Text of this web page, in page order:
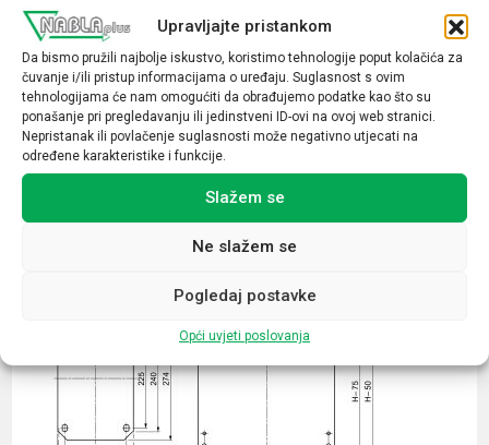
Upravljajte pristankom
Da bismo pružili najbolje iskustvo, koristimo tehnologije poput kolačića za
čuvanje i/ili pristup informacijama o uređaju. Suglasnost s ovim
tehnologijama će nam omogućiti da obrađujemo podatke kao što su
ponašanje pri pregledavanju ili jedinstveni ID-ovi na ovoj web stranici.
Nepristanak ili povlačenje suglasnosti može negativno utjecati na
određene karakteristike i funkcije.
Slažem se
Ne slažem se
Pogledaj postavke
Opći uvjeti poslovanja
Povezani proizvodi